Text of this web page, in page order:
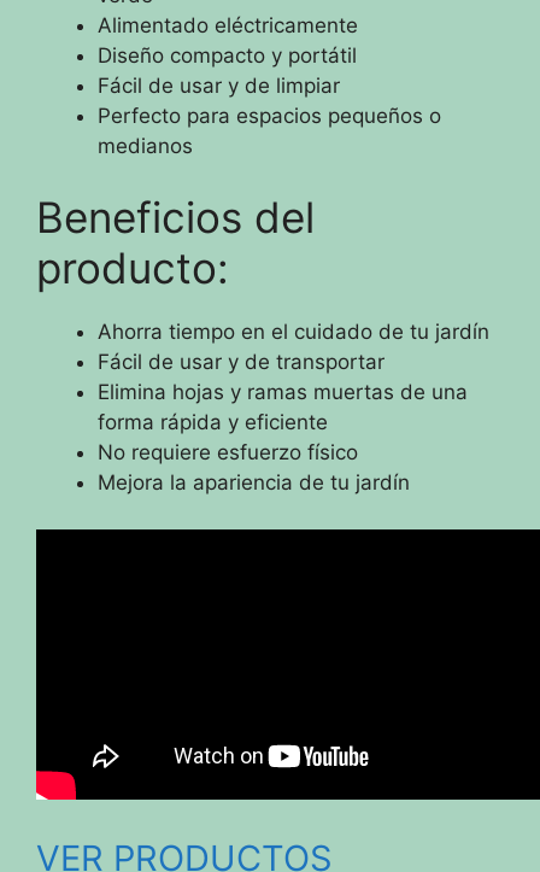
Alimentado eléctricamente
Diseño compacto y portátil
Fácil de usar y de limpiar
Perfecto para espacios pequeños o
medianos
Beneficios del
producto:
Ahorra tiempo en el cuidado de tu jardín
Fácil de usar y de transportar
Elimina hojas y ramas muertas de una
forma rápida y eficiente
No requiere esfuerzo físico
Mejora la apariencia de tu jardín
VER PRODUCTOS